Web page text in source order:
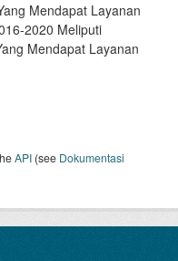
Mendapat Layanan
2020 Meliputi
Mendapat Layanan
API (see Dokumentasi